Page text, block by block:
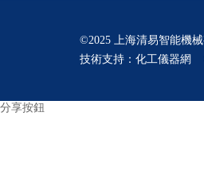
©2025 上海清易智能機
技術支持： 化工儀器網
分享按鈕